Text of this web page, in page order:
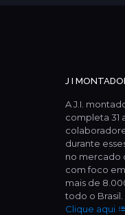
J I
A J.I.
completa 31
durante
no mercado
com foco
mais de
todo o Brasil.
Clique aqui